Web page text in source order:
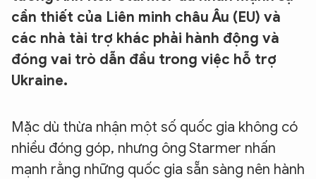
cần thiết của Liên minh châu Âu (EU) và
các nhà tài trợ khác phải hành động và
đóng vai trò dẫn đầu trong việc hỗ trợ
Ukraine.
Mặc dù thừa nhận một số quốc gia không có
nhiều đóng góp, nhưng ông Starmer nhấn
mạnh rằng những quốc gia sẵn sàng nên hành